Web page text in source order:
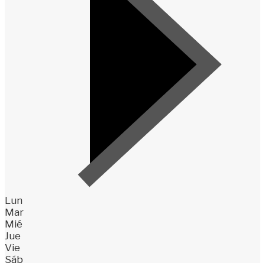
Lun
Mar
Mié
Jue
Vie
Sáb